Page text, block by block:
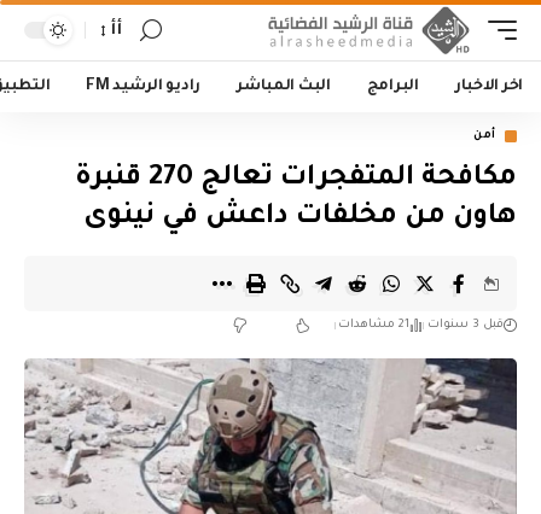
أأ
اخر الاخبار البرامج البث المباشر راديو الرشيد FM
أمن
مكافحة المتفجرات تعالج 270 قنبرة
هاون من مخلفات داعش في نينوى
قبل 3 سنوات 21 مشاهدات